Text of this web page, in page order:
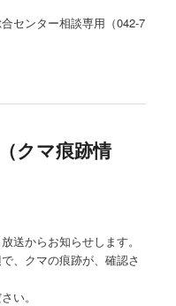
センター相談専用（042-7
クマ痕跡情
送からお知らせします。
、クマの痕跡が、確認さ
い。